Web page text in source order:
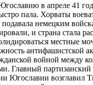
в апреле 41
пала. Хорваты
подавала немецким
и страна стала
местные
антифашистской
войной между
Главный
Югославии возглавил